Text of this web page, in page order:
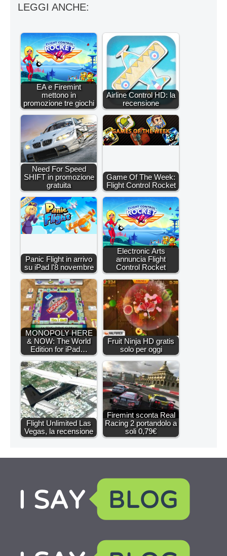
LEGGI ANCHE:
EA e Firemint
mettono in
promozione tre giochi
Airline Control HD: la
recensione
Need For Speed
SHIFT in promozione
gratuita
Game Of The Week:
Flight Control Rocket
Panic Flight in arrivo
su iPad l'8 novembre
Electronic Arts
annuncia Flight
Control Rocket
MONOPOLY HERE
& NOW: The World
Edition for iPad…
Fruit Ninja HD gratis
solo per oggi
Flight Unlimited Las
Vegas, la recensione
Firemint sconta Real
Racing 2 portandolo a
soli 0,79€